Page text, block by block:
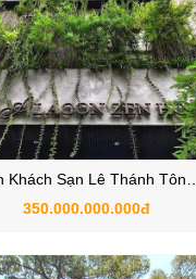
Khách Sạn Lê Thánh Tôn ,
Bến Thành, Quận 1, Hồ
350.000.000.000đ